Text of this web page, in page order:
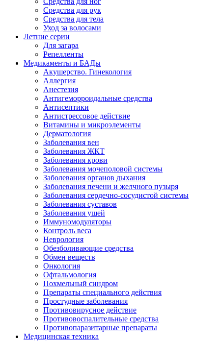
Средства для рук
Средства для тела
Уход за волосами
Летние серии
Для загара
Репелленты
Медикаменты и БАДы
Акушерство. Гинекология
Аллергия
Анестезия
Антигеморроидальные средства
Антисептики
Антистрессовое действие
Витамины и микроэлементы
Дерматология
Заболевания вен
Заболевания ЖКТ
Заболевания крови
Заболевания мочеполовой системы
Заболевания органов дыхания
Заболевания печени и желчного пузыря
Заболевания сердечно-сосудистой системы
Заболевания суставов
Заболевания ушей
Иммуномодуляторы
Контроль веса
Неврология
Обезболивающие средства
Обмен веществ
Онкология
Офтальмология
Похмельный синдром
Препараты специального действия
Простудные заболевания
Противовирусное действие
Противовоспалительные средства
Противопаразитарные препараты
Медицинская техника